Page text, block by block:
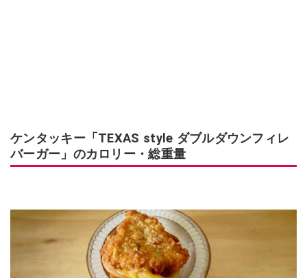
ケンタッキー「TEXAS style ダブルダウンフィレ
バーガー」のカロリー・総重量